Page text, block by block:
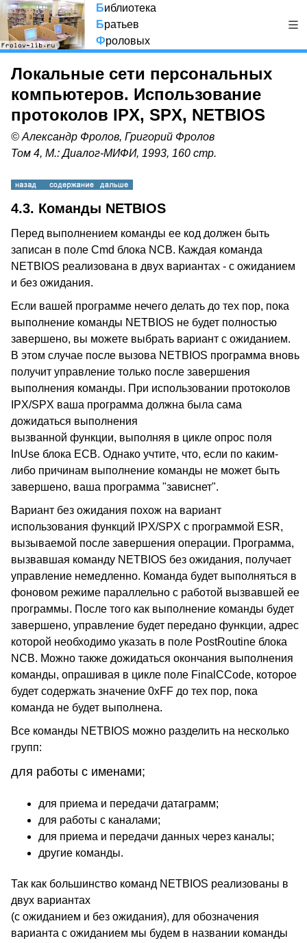
Библиотека
Братьев
Фроловых
Локальные сети персональных
компьютеров. Использование
протоколов IPX, SPX, NETBIOS
© Александр Фролов, Григорий Фролов
Том 4, М.: Диалог-МИФИ, 1993, 160 стр.
4.3. Команды NETBIOS
Перед выполнением команды ее код должен быть
записан в поле Cmd блока NCB. Каждая команда
NETBIOS реализована в двух вариантах - с ожиданием
и без ожидания.
Если вашей программе нечего делать до тех пор, пока
выполнение команды NETBIOS не будет полностью
завершено, вы можете выбрать вариант с ожиданием.
В этом случае после вызова NETBIOS программа вновь
получит управление только после завершения
выполнения команды. При использовании протоколов
IPX/SPX ваша программа должна была сама
дожидаться выполнения
вызванной функции, выполняя в цикле опрос поля
InUse блока ECB. Однако учтите, что, если по каким-
либо причинам выполнение команды не может быть
завершено, ваша программа "зависнет".
Вариант без ожидания похож на вариант
использования функций IPX/SPX с программой ESR,
вызываемой после завершения операции. Программа,
вызвавшая команду NETBIOS без ожидания, получает
управление немедленно. Команда будет выполняться в
фоновом режиме параллельно с работой вызвавшей ее
программы. После того как выполнение команды будет
завершено, управление будет передано функции, адрес
которой необходимо указать в поле PostRoutine блока
NCB. Можно также дожидаться окончания выполнения
команды, опрашивая в цикле поле FinalCCode, которое
будет содержать значение 0xFF до тех пор, пока
команда не будет выполнена.
Все команды NETBIOS можно разделить на несколько
групп:
для работы с именами;
для приема и передачи датаграмм;
для работы с каналами;
для приема и передачи данных через каналы;
другие команды.
Так как большинство команд NETBIOS реализованы в
двух вариантах
(с ожиданием и без ожидания), для обозначения
варианта с ожиданием мы будем в названии команды